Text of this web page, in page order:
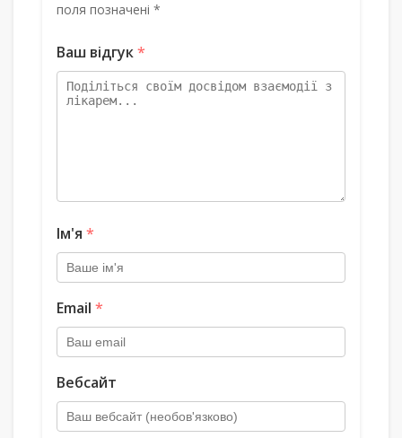
поля позначені *
Ваш відгук*
Ім'я *
Email *
Вебсайт